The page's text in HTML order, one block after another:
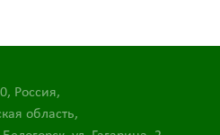
Россия,
область,